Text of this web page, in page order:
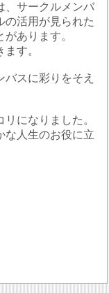
、サークルメンバ
の活用が見られた
あります。
す。
スに彩りをそえ
になりました。
な人生のお役に立